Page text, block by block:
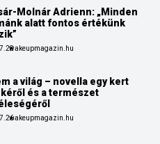
Molnár Adrienn: „Minden
alatt fontos értékünk
wakeupmagazin.hu
a világ – novella egy kert
és a természet
wakeupmagazin.hu